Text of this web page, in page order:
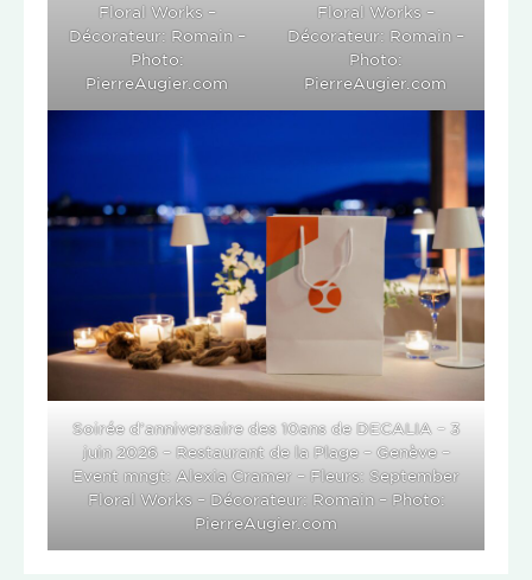
Floral Works –
Décorateur: Romain –
Photo:
PierreAugier.com
Floral Works –
Décorateur: Romain –
Photo:
PierreAugier.com
Soirée d’anniversaire des 10ans de DECALIA – 3
juin 2026 – Restaurant de la Plage – Genève –
Event mngt: Alexia Cramer – Fleurs: September
Floral Works – Décorateur: Romain – Photo:
PierreAugier.com